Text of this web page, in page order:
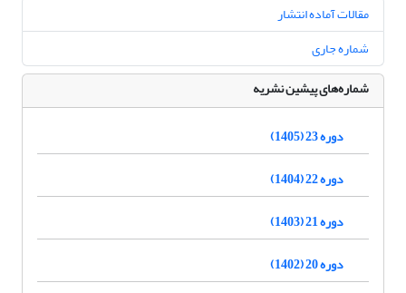
مقالات آماده انتشار
شماره جاری
شماره‌های پیشین نشریه
دوره 23 (1405)
دوره 22 (1404)
دوره 21 (1403)
دوره 20 (1402)